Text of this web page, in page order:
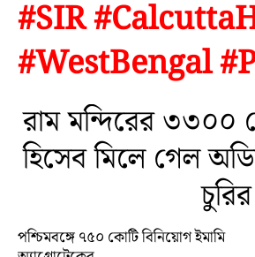
ফুল চাষ ফল চাষ
#SIR
#WestBengal
রাম মন্দিরের ৩৩০০
হিসেব মিলে গেল
পশ্চিমবঙ্গে ৭৫০ কোটি বিনিয়োগ ইমামি